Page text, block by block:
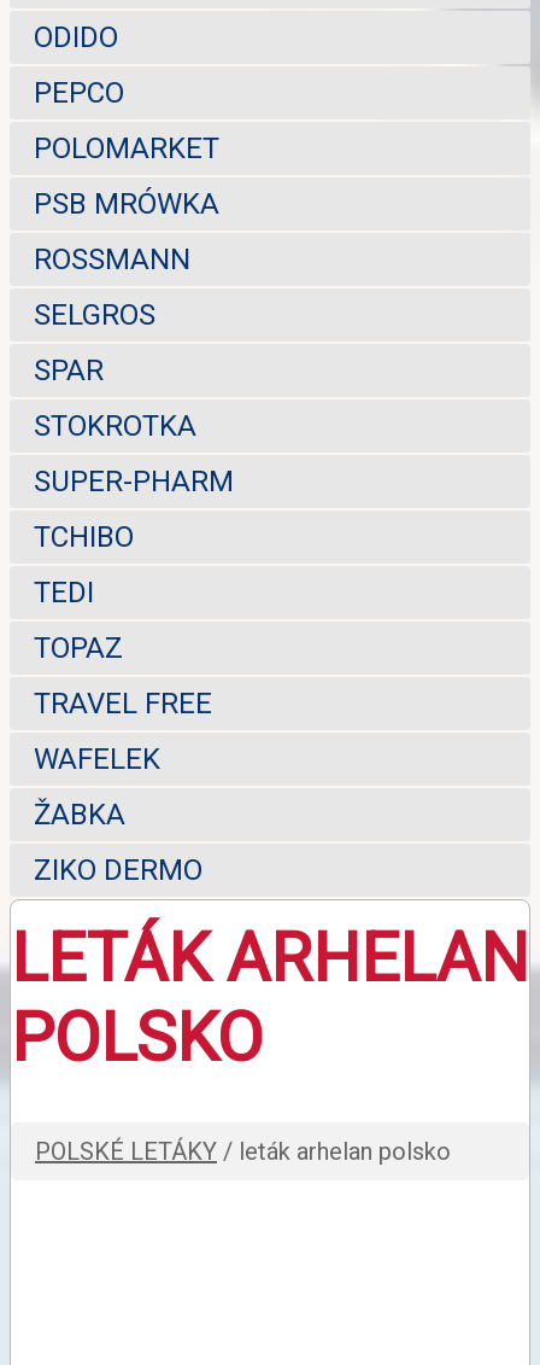
ODIDO
PEPCO
POLOMARKET
PSB MRÓWKA
ROSSMANN
SELGROS
SPAR
STOKROTKA
SUPER-PHARM
TCHIBO
TEDI
TOPAZ
TRAVEL FREE
WAFELEK
ŽABKA
ZIKO DERMO
LETÁK ARHELAN
POLSKO
POLSKÉ LETÁKY / leták arhelan polsko